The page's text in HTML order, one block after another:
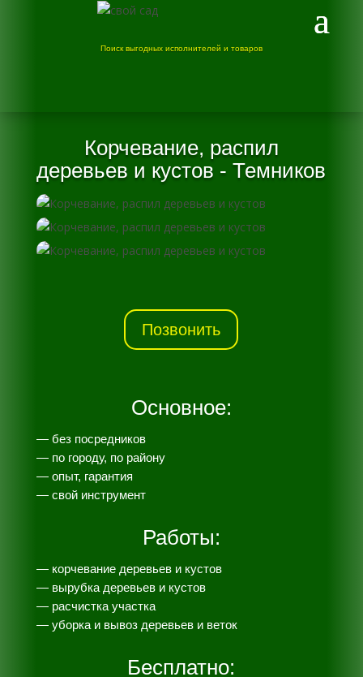
Поиск выгодных исполнителей и товаров
Корчевание, распил
деревьев и кустов - Темников
Позвонить
Основное:
— без посредников
— по городу, по району
— опыт, гарантия
— свой инструмент
Работы:
— корчевание деревьев и кустов
— вырубка деревьев и кустов
— расчистка участка
— уборка и вывоз деревьев и веток
Бесплатно: